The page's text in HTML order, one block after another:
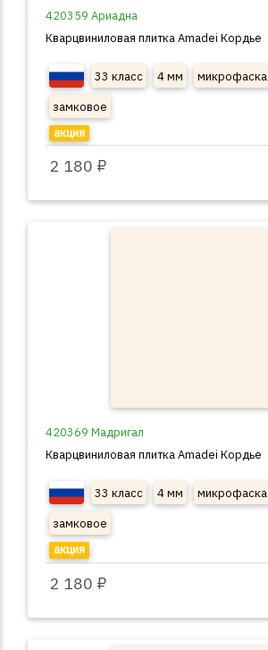
420359 Ариадна
Кварцвиниловая плитка Amadei Кордье
33 класс 4 мм микрофаска
замковое
акция
2 180 ₽
420369 Мадригал
Кварцвиниловая плитка Amadei Кордье
33 класс 4 мм микрофаска
замковое
акция
2 180 ₽